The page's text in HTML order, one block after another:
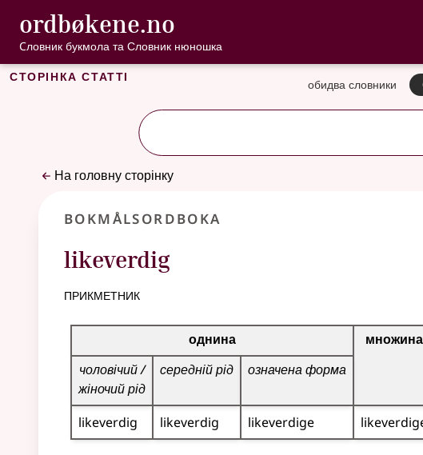
Перейти до основного вмісту
Доступність
ordbøkene.no , Cловник букмола
Cловник букмола та Словник нюношка
Сторінка статті обидва словники
На головну сторінку
Bokmålsordboka
likeverdig
прикметник
Таблиця відмінювання для цього прикметника
однина
множина
чоловічий /
жіночий рід
середній рід означена форма
likeverdig likeverdig likeverdige